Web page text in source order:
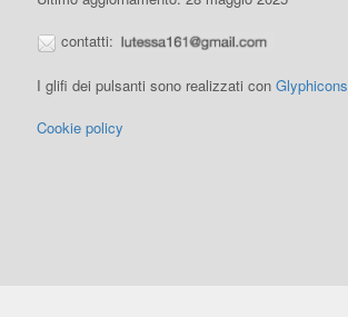
contatti:
I glifi dei pulsanti sono realizzati conGlyphicons
Cookie policy